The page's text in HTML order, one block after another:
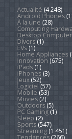
Actualité (4 248)
Android Phones
À la une (28)
Computing
Desktop
Divers(1)
EVs(1)
Home Appliances
Innovation (675)
iPads(1)
iPhones(3)
Jeux(52)
Logiciel (57)
Mobile (53)
Movies(2)
Outdoors(5)
PC Gaming(1)
Sleep (2)
Sports(547)
Streaming(1 451)